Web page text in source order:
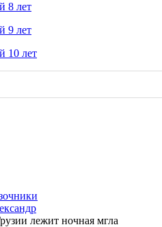
8 лет
9 лет
10 лет
лежит ночная мгла